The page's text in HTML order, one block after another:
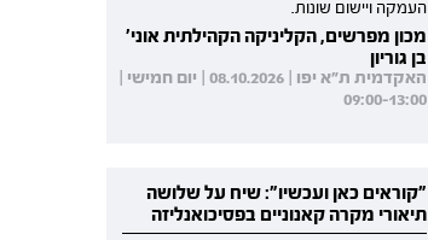
העמקה ויישום שונות.
מכון מפרשים, הקליניקה הקהילתית אוני'
בן גוריון
האקדמית ת"א יפו | 08.10.2026 | יום חמישי |
09:00-13:00
"קוראים כאן ועכשיו": שיח על שלושה
תיאורי מקרה קאנוניים בפסיכואנליזה